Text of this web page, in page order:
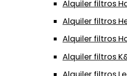
Alquiler filtros
Alquiler filtros
Alquiler filtros
Alquiler filtros